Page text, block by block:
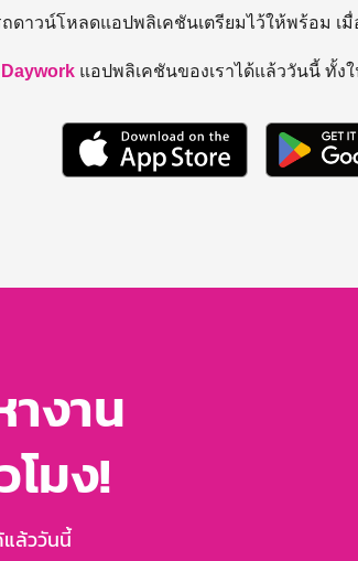
ดาวน์โหลดแอปพลิเคชันเตรียมไว้ให้พร้อม เ
Daywork แอปพลิเคชันของเราได้แล้ววันนี้ ทั้ง
งาน
โมง!
แล้ววันนี้